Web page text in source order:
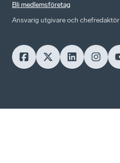
Bli medlemsföretag
Ansvarig utgivare och chefredaktör